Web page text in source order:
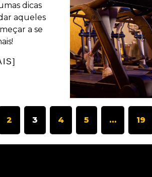
dicas
aqueles
a se
2 3 4 5 … 19